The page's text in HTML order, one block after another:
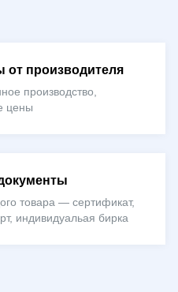
от производителя
производство,
цены
товара — сертификат,
индивидуальая бирка